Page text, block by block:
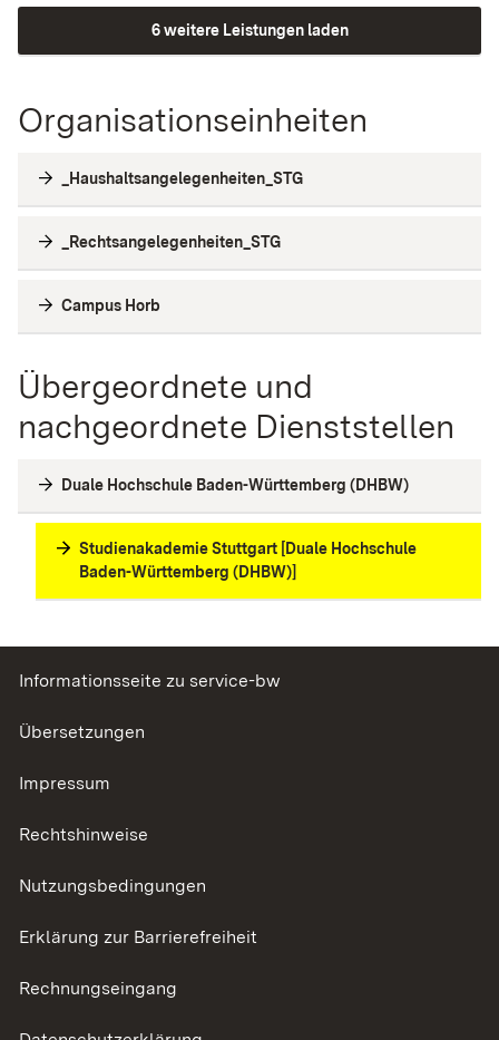
6 weitere Leistungen laden
Organisationseinheiten
_Haushaltsangelegenheiten_STG
_Rechtsangelegenheiten_STG
Campus Horb
Übergeordnete und
nachgeordnete Dienststellen
Duale Hochschule Baden-Württemberg (DHBW)
Studienakademie Stuttgart [Duale Hochschule
Baden-Württemberg (DHBW)]
Informationsseite zu service-bw
Übersetzungen
Impressum
Rechtshinweise
Nutzungsbedingungen
Erklärung zur Barrierefreiheit
Rechnungseingang